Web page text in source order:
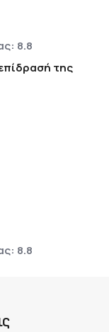
8.8
της
8.8